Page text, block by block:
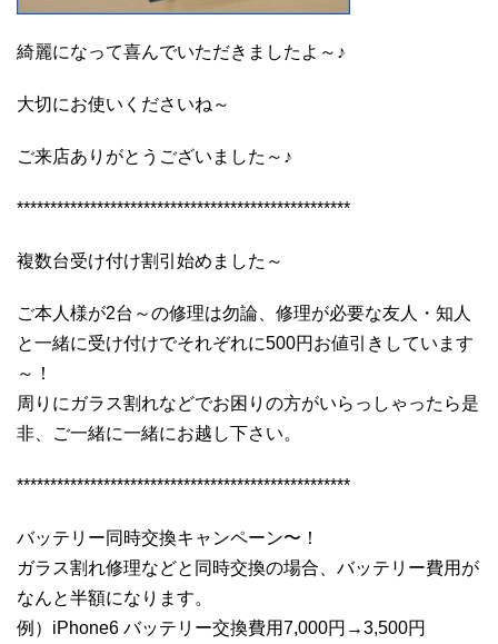
綺麗になって喜んでいただきましたよ～♪
大切にお使いくださいね～
ご来店ありがとうございました～♪
**************************************************
複数台受け付け割引始めました～
ご本人様が2台～の修理は勿論、修理が必要な友人・知人
と一緒に受け付けでそれぞれに500円お値引きしています
～！
周りにガラス割れなどでお困りの方がいらっしゃったら是
非、ご一緒に一緒にお越し下さい。
**************************************************
バッテリー同時交換キャンペーン〜！
ガラス割れ修理などと同時交換の場合、バッテリー費用が
なんと半額になります。
例）iPhone6 バッテリー交換費用7,000円→3,500円